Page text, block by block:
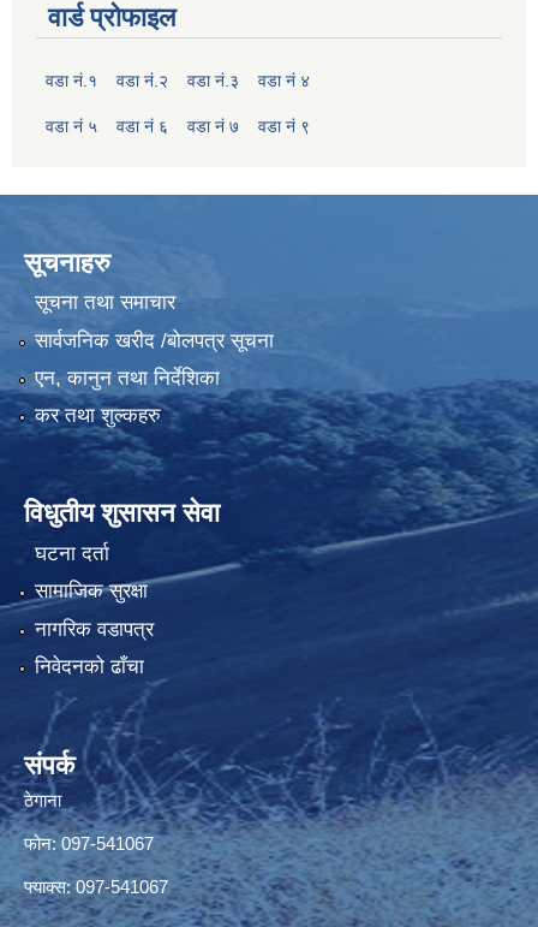
वार्ड प्रोफाइल
वडा नं.१ वडा नं.२ वडा नं.३ वडा नं ४
वडा नं ५ वडा नं ६ वडा नं ७ वडा नं ९
सूचनाहरु
सूचना तथा समाचार
सार्वजनिक खरीद /बोलपत्र सूचना
एन, कानुन तथा निर्देशिका
कर तथा शुल्कहरु
विधुतीय शुसासन सेवा
घटना दर्ता
सामाजिक सुरक्षा
नागरिक वडापत्र
निवेदनको ढाँचा
संपर्क
ठेगाना
फोन: 097-541067
फ्याक्स: 097-541067